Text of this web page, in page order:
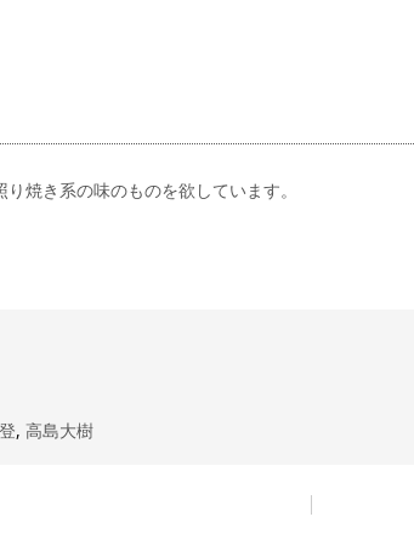
焼き系の味のものを欲しています。
,高島大樹